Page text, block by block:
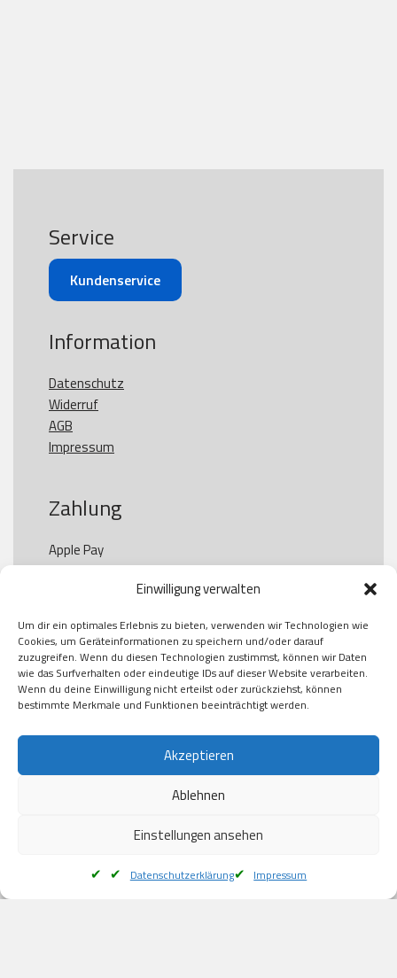
Einwilligung verwalten
Um dir ein optimales Erlebnis zu bieten, verwenden wir Technologien wie
Cookies, um Geräteinformationen zu speichern und/oder darauf
zuzugreifen. Wenn du diesen Technologien zustimmst, können wir Daten
wie das Surfverhalten oder eindeutige IDs auf dieser Website verarbeiten.
Wenn du deine Einwilligung nicht erteilst oder zurückziehst, können
bestimmte Merkmale und Funktionen beeinträchtigt werden.
Akzeptieren
Ablehnen
Einstellungen ansehen
Datenschutzerklärung Impressum
Service
Kundenservice
Information
Datenschutz
Widerruf
AGB
Impressum
Zahlung
Apple Pay
Paypal
Kauf auf Rechung
Klarna
American Express